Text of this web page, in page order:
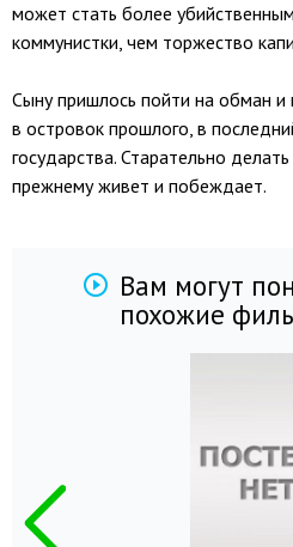
может стать более
коммунистки, чем торжество
Сыну пришлось пойти на обман и
в островок прошлого, в
государства. Старательно
прежнему живет и побеждает.
Вам могут
похожие